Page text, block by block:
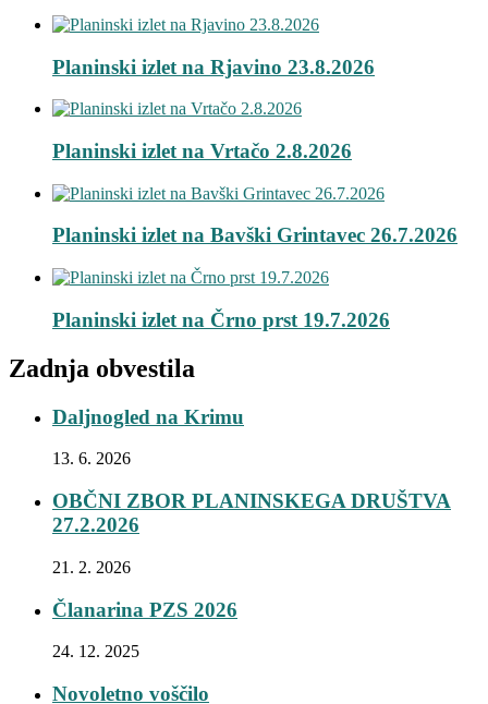
Planinski izlet na Rjavino 23.8.2026
Planinski izlet na Vrtačo 2.8.2026
Planinski izlet na Bavški Grintavec 26.7.2026
Planinski izlet na Črno prst 19.7.2026
Zadnja obvestila
Daljnogled na Krimu
13. 6. 2026
OBČNI ZBOR PLANINSKEGA DRUŠTVA
27.2.2026
21. 2. 2026
Članarina PZS 2026
24. 12. 2025
Novoletno voščilo